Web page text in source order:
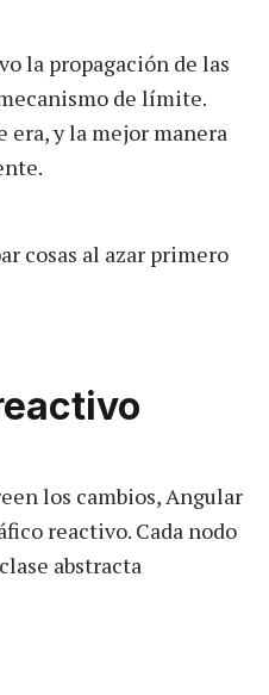
la propagación de las
de límite.
era, y la mejor manera
cosas al azar primero
los cambios, Angular
reactivo. Cada nodo
abstracta